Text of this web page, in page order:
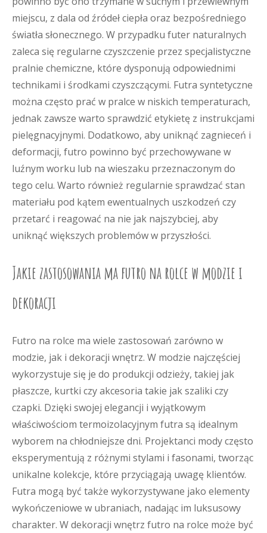
miejscu, z dala od źródeł ciepła oraz bezpośredniego
światła słonecznego. W przypadku futer naturalnych
zaleca się regularne czyszczenie przez specjalistyczne
pralnie chemiczne, które dysponują odpowiednimi
technikami i środkami czyszczącymi. Futra syntetyczne
można często prać w pralce w niskich temperaturach,
jednak zawsze warto sprawdzić etykietę z instrukcjami
pielęgnacyjnymi. Dodatkowo, aby uniknąć zagnieceń i
deformacji, futro powinno być przechowywane w
luźnym worku lub na wieszaku przeznaczonym do
tego celu. Warto również regularnie sprawdzać stan
materiału pod kątem ewentualnych uszkodzeń czy
przetarć i reagować na nie jak najszybciej, aby
uniknąć większych problemów w przyszłości.
Jakie zastosowania ma futro na rolce w modzie i
dekoracji
Futro na rolce ma wiele zastosowań zarówno w
modzie, jak i dekoracji wnętrz. W modzie najczęściej
wykorzystuje się je do produkcji odzieży, takiej jak
płaszcze, kurtki czy akcesoria takie jak szaliki czy
czapki. Dzięki swojej elegancji i wyjątkowym
właściwościom termoizolacyjnym futra są idealnym
wyborem na chłodniejsze dni. Projektanci mody często
eksperymentują z różnymi stylami i fasonami, tworząc
unikalne kolekcje, które przyciągają uwagę klientów.
Futra mogą być także wykorzystywane jako elementy
wykończeniowe w ubraniach, nadając im luksusowy
charakter. W dekoracji wnętrz futro na rolce może być